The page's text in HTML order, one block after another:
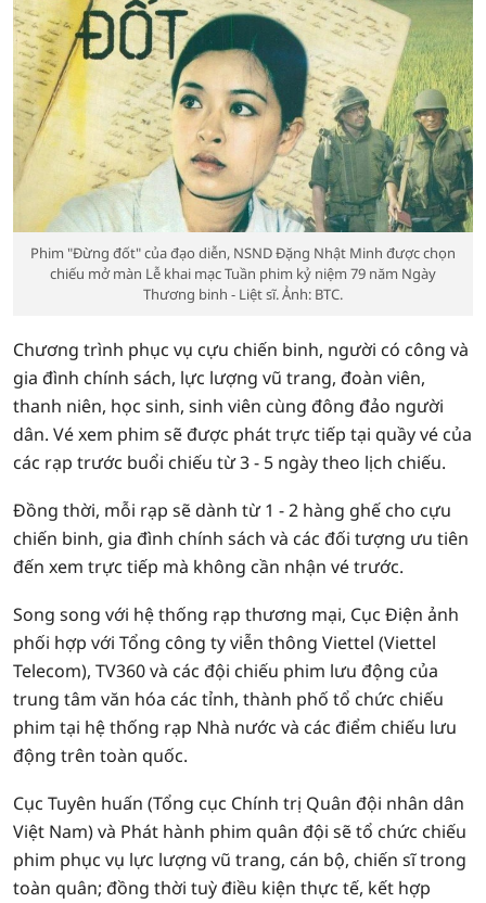
Phim "Đừng đốt" của đạo diễn, NSND Đặng Nhật Minh được chọn
chiếu mở màn Lễ khai mạc Tuần phim kỷ niệm 79 năm Ngày
Thương binh - Liệt sĩ. Ảnh: BTC.
Chương trình phục vụ cựu chiến binh, người có công và
gia đình chính sách, lực lượng vũ trang, đoàn viên,
thanh niên, học sinh, sinh viên cùng đông đảo người
dân. Vé xem phim sẽ được phát trực tiếp tại quầy vé của
các rạp trước buổi chiếu từ 3 - 5 ngày theo lịch chiếu.
Đồng thời, mỗi rạp sẽ dành từ 1 - 2 hàng ghế cho cựu
chiến binh, gia đình chính sách và các đối tượng ưu tiên
đến xem trực tiếp mà không cần nhận vé trước.
Song song với hệ thống rạp thương mại, Cục Điện ảnh
phối hợp với Tổng công ty viễn thông Viettel (Viettel
Telecom), TV360 và các đội chiếu phim lưu động của
trung tâm văn hóa các tỉnh, thành phố tổ chức chiếu
phim tại hệ thống rạp Nhà nước và các điểm chiếu lưu
động trên toàn quốc.
Cục Tuyên huấn (Tổng cục Chính trị Quân đội nhân dân
Việt Nam) và Phát hành phim quân đội sẽ tổ chức chiếu
phim phục vụ lực lượng vũ trang, cán bộ, chiến sĩ trong
toàn quân; đồng thời tuỳ điều kiện thực tế, kết hợp